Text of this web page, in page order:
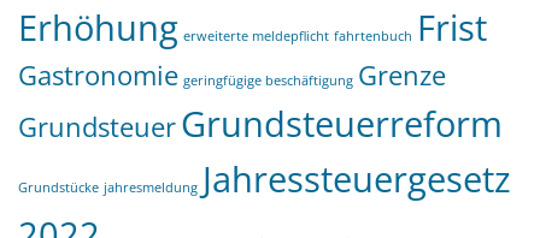
Erhöhung erweiterte meldepflicht fahrtenbuch Frist
Gastronomie geringfügige beschäftigung Grenze
GrundsteuerGrundsteuerreform
Grundstücke jahresmeldung Jahressteuergesetz